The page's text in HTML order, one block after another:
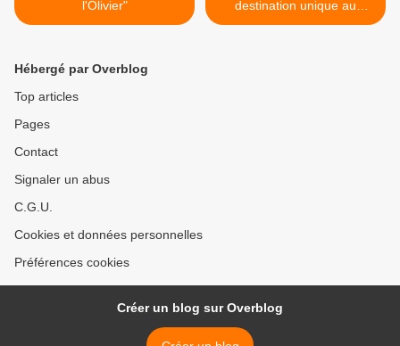
l'Olivier"
destination unique au
monde >
Hébergé par Overblog
Top articles
Pages
Contact
Signaler un abus
C.G.U.
Cookies et données personnelles
Préférences cookies
Créer un blog sur Overblog